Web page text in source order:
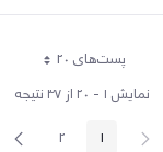
پست‌‌های 20هر صفحه
نمایش ۱ - ۲۰ از ۳۷ نتیجه
پیغام
صفحه1 صفحه2 صفحه